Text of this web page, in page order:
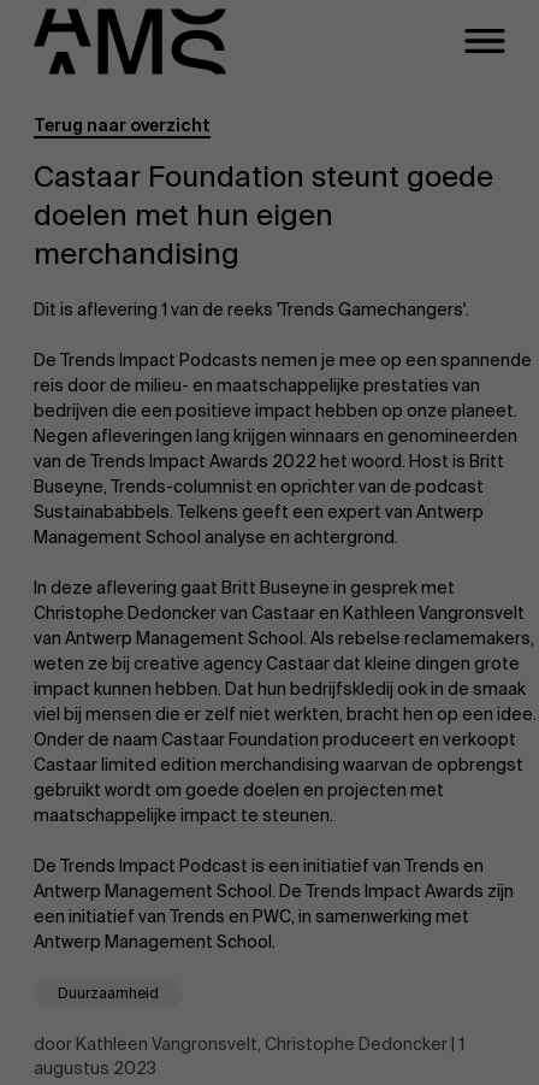
Programma's
Full-time programma's
Programma's op maat
Faculty
EN
Terug naar overzicht
Duurzaamheid
Castaar Foundation steunt goede
doelen met hun eigen
merchandising
Dit is aflevering 1 van de reeks 'Trends Gamechangers'.
De Trends Impact Podcasts nemen je mee op een spannende
reis door de milieu- en maatschappelijke prestaties van
bedrijven die een positieve impact hebben op onze planeet.
Negen afleveringen lang krijgen winnaars en genomineerden
van de Trends Impact Awards 2022 het woord. Host is Britt
Buseyne, Trends-columnist en oprichter van de podcast
Sustainababbels. Telkens geeft een expert van Antwerp
Management School analyse en achtergrond.
In deze aflevering gaat Britt Buseyne in gesprek met
Christophe Dedoncker van Castaar en Kathleen Vangronsvelt
van Antwerp Management School. Als rebelse reclamemakers,
weten ze bij creative agency Castaar dat kleine dingen grote
impact kunnen hebben. Dat hun bedrijfskledij ook in de smaak
viel bij mensen die er zelf niet werkten, bracht hen op een idee.
Onder de naam Castaar Foundation produceert en verkoopt
Castaar limited edition merchandising waarvan de opbrengst
gebruikt wordt om goede doelen en projecten met
maatschappelijke impact te steunen.
De Trends Impact Podcast is een initiatief van Trends en
Antwerp Management School. De Trends Impact Awards zijn
een initiatief van Trends en PWC, in samenwerking met
Antwerp Management School.
door Kathleen Vangronsvelt, Christophe Dedoncker | 1
augustus 2023